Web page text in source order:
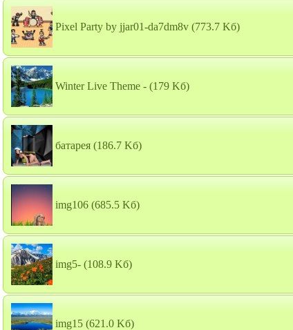
Pixel Party by jjar01-da7dm8v (773.7 Kб)
Winter Live Theme - (179 Kб)
батарея (186.7 Kб)
img106 (685.5 Kб)
img5- (108.9 Kб)
img15 (621.0 Kб)